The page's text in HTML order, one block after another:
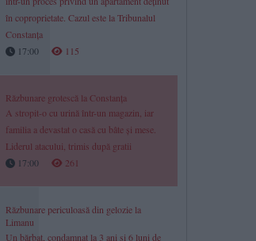
în coproprietate. Cazul este la Tribunalul
Constanța
17:00
115
Răzbunare grotescă la Constanța
A stropit-o cu urină într-un magazin, iar
familia a devastat o casă cu bâte și mese.
Liderul atacului, trimis după gratii
17:00
261
Răzbunare periculoasă din gelozie la
Limanu
Un bărbat, condamnat la 3 ani și 6 luni de